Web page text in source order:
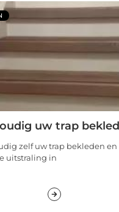
uw trap
zelf uw trap bekleden en
uitstraling in